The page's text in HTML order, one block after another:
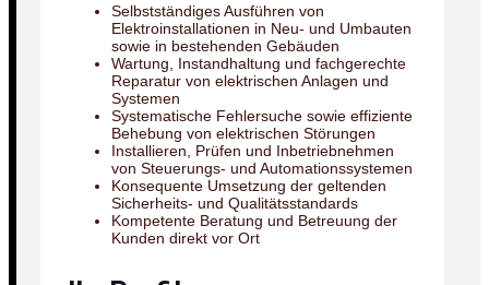
Selbstständiges Ausführen von
Elektroinstallationen in Neu- und Umbauten
sowie in bestehenden Gebäuden
Wartung, Instandhaltung und fachgerechte
Reparatur von elektrischen Anlagen und
Systemen
Systematische Fehlersuche sowie effiziente
Behebung von elektrischen Störungen
Installieren, Prüfen und Inbetriebnehmen
von Steuerungs- und Automationssystemen
Konsequente Umsetzung der geltenden
Sicherheits- und Qualitätsstandards
Kompetente Beratung und Betreuung der
Kunden direkt vor Ort